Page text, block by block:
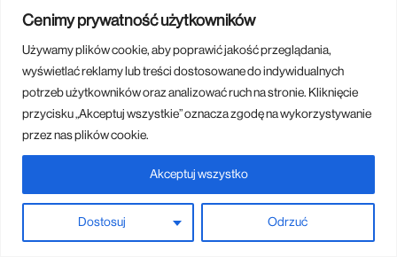
Cenimy prywatność użytkowników
Używamy plików cookie, aby poprawić jakość przeglądania,
wyświetlać reklamy lub treści dostosowane do indywidualnych
potrzeb użytkowników oraz analizować ruch na stronie. Kliknięcie
przycisku „Akceptuj wszystkie” oznacza zgodę na wykorzystywanie
przez nas plików cookie.
Dostosuj Odrzuć
Akceptuj wszystko
Eko System – cykliczna współpraca
Bezpieczeństwo
Dlaczego my? Sprawdź!
Blog
Słoneczna 90